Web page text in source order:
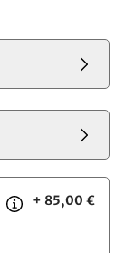
+ 85,00 €